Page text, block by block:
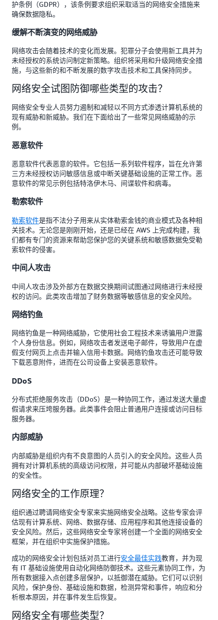
护条例（GDPR），该条例要求组织采取适当的网络安全措施来
确保数据隐私。
缓解不断演变的网络威胁
网络攻击会随着技术的变化而发展。犯罪分子会使用新工具并为
未经授权的系统访问制定新策略。组织将采用和升级网络安全措
施，与这些新的和不断发展的数字攻击技术和工具保持同步。
网络安全试图防御哪些类型的攻击？
网络安全专业人员努力遏制和减轻以不同方式渗透计算机系统的
现有威胁和新威胁。我们在下面给出了一些常见网络威胁的示
例。
恶意软件
恶意软件代表恶意的软件。它包括一系列软件程序，旨在允许第
三方未经授权访问敏感信息或中断关键基础设施的正常工作。恶
意软件的常见示例包括特洛伊木马、间谍软件和病毒。
勒索软件
勒索软件是指不法分子用来从实体勒索金钱的商业模式及各种相
关技术。无论您是刚刚开始，还是已经在 AWS 上完成构建，我
们都有专门的资源来帮助您保护您的关键系统和敏感数据免受勒
索软件的侵害。
中间人攻击
中间人攻击涉及外部方在数据交换期间试图通过网络进行未经授
权的访问。此类攻击增加了财务数据等敏感信息的安全风险。
网络钓鱼
网络钓鱼是一种网络威胁，它使用社会工程技术来诱骗用户泄露
个人身份信息。例如，网络攻击者发送电子邮件，导致用户在虚
假支付网页上点击并输入信用卡数据。网络钓鱼攻击还可能导致
下载恶意附件，进而在公司设备上安装恶意软件。
DDoS
分布式拒绝服务攻击（DDoS）是一种协同工作，通过发送大量虚
假请求来压垮服务器。此类事件会阻止普通用户连接或访问目标
服务器。
内部威胁
内部威胁是组织内有不良意图的人员引入的安全风险。这些人员
拥有对计算机系统的高级访问权限，并可能从内部破坏基础设施
的安全性。
网络安全的工作原理？
组织通过聘请网络安全专家来实施网络安全战略。这些专家会评
估现有计算系统、网络、数据存储、应用程序和其他连接设备的
安全风险。然后，这些网络安全专家将创建一个全面的网络安全
框架，并在组织中实施保护措施。
成功的网络安全计划包括对员工进行安全最佳实践教育，并为现
有 IT 基础设施使用自动化网络防御技术。这些元素协同工作，为
所有数据接入点创建多层保护，以抵御潜在威胁。它们可以识别
风险，保护身份、基础设施和数据，检测异常和事件，响应和分
析根本原因，并在事件发生后恢复。
网络安全有哪些类型？